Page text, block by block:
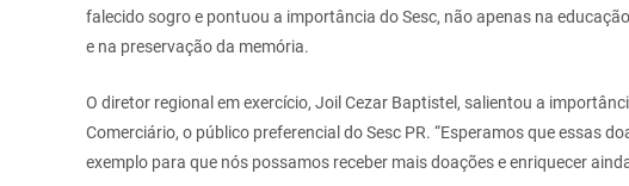
falecido sogro e pontuou a importância do Sesc, não apenas na
e na preservação da memória.
O diretor regional em exercício, Joil Cezar Baptistel, salientou a
Comerciário, o público preferencial do Sesc PR. “Esperamos que essas
exemplo para que nós possamos receber mais doações e enriquecer